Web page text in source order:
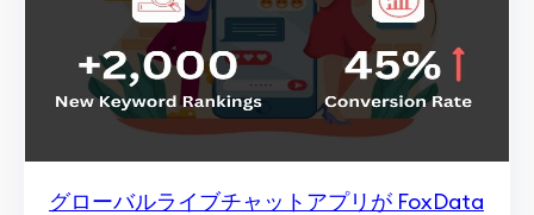
グローバルライブチャットアプリが FoxData